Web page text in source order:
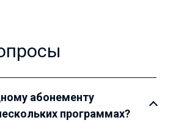
абонементу
программах?